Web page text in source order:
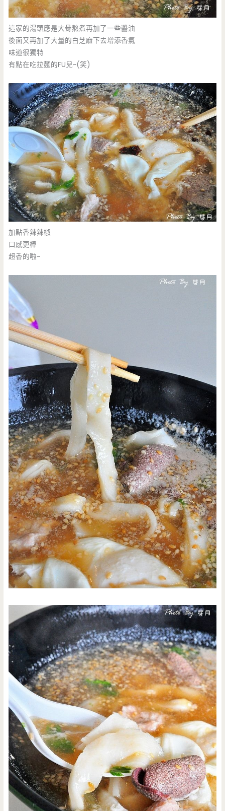
這家的湯頭應是大骨熬煮再加了一些醬油
後面又再加了大量的白芝麻下去增添香氣
味道很獨特
有點在吃拉麵的FU兒~(笑)
加點香辣辣椒
口感更棒
超香的啦~